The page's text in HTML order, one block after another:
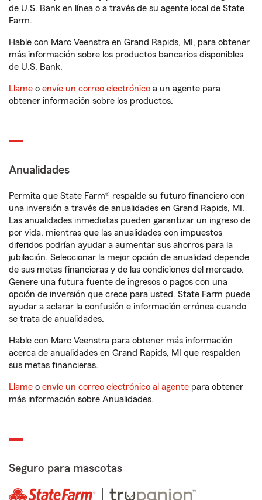
de U.S. Bank en línea o a través de su agente local de State
Farm.
Hable con Marc Veenstra en Grand Rapids, MI, para obtener
más información sobre los productos bancarios disponibles
de U.S. Bank.
Llame o envíe un correo electrónico a un agente para
obtener información sobre los productos.
Anualidades
Permita que State Farm® respalde su futuro financiero con
una inversión a través de anualidades en Grand Rapids, MI.
Las anualidades inmediatas pueden garantizar un ingreso de
por vida, mientras que las anualidades con impuestos
diferidos podrían ayudar a aumentar sus ahorros para la
jubilación. Seleccionar la mejor opción de anualidad depende
de sus metas financieras y de las condiciones del mercado.
Genere una futura fuente de ingresos o pagos con una
opción de inversión que crece para usted. State Farm puede
ayudar a aclarar la confusión e información errónea cuando
se trata de anualidades.
Hable con Marc Veenstra para obtener más información
acerca de anualidades en Grand Rapids, MI que respalden
sus metas financieras.
Llame o envíe un correo electrónico al agente para obtener
más información sobre Anualidades.
Seguro para mascotas